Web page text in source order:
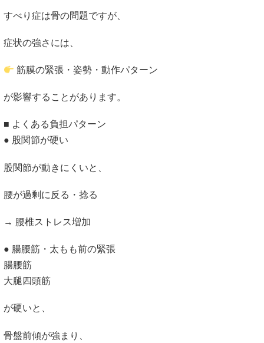
すべり症は骨の問題ですが、
症状の強さには、
筋膜の緊張・姿勢・動作パターン
が影響することがあります。
■ よくある負担パターン
● 股関節が硬い
股関節が動きにくいと、
腰が過剰に反る・捻る
→ 腰椎ストレス増加
● 腸腰筋・太もも前の緊張
腸腰筋
大腿四頭筋
が硬いと、
骨盤前傾が強まり、